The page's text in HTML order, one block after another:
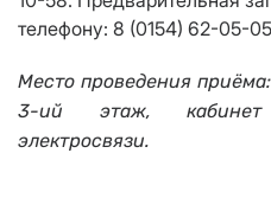
телефону: 8 (0154) 62-05-05
Место проведения приё
3-ий этаж, кабинет
электросвязи.